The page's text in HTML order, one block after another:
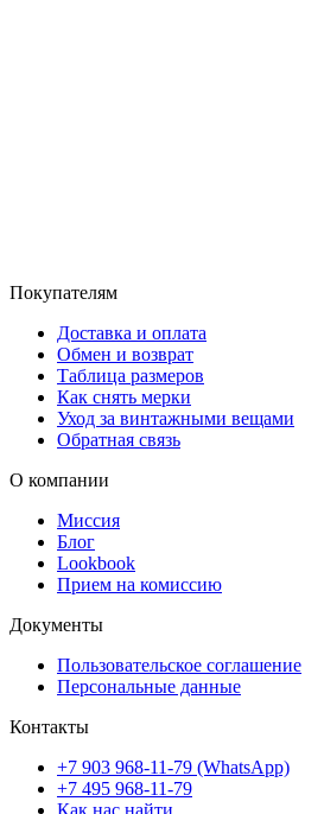
Покупателям
Доставка и оплата
Обмен и возврат
Таблица размеров
Как снять мерки
Уход за винтажными вещами
Обратная связь
О компании
Миссия
Блог
Lookbook
Прием на комиссию
Документы
Пользовательское соглашение
Персональные данные
Контакты
+7 903 968-11-79 (WhatsApp)
+7 495 968-11-79
Как нас найти